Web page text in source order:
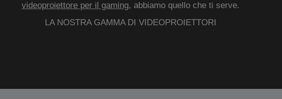
videoproiettore per il gaming, abbiamo quello che ti serve.
LA NOSTRA GAMMA DI VIDEOPROIETTORI